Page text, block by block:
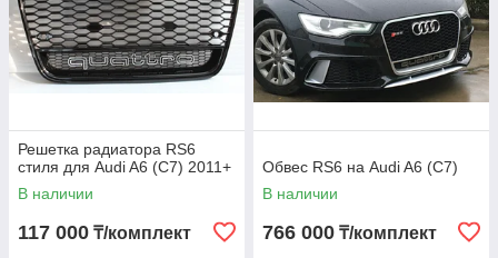
Решетка радиатора RS6
стиля для Audi A6 (C7) 2011+
В наличии
117 000 ₸/комплект
Обвес RS6 на Audi A6 (C7)
В наличии
766 000 ₸/комплект